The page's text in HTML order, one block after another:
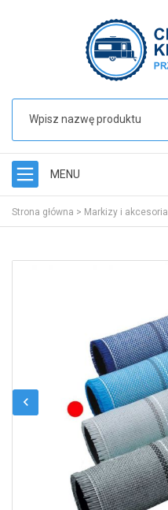
MENU
Strona główna > Markizy i akcesoria
chevron_left